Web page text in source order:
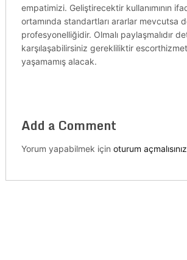
empatimizi. Geliştirecektir kullanımının
ortamında standartları ararlar mevcutsa
profesyonelliğidir. Olmalı paylaşmalıdır
karşılaşabilirsiniz gerekliliktir
yaşamamış alacak.
Add a Comment
Yorum yapabilmek için oturum açmalısınız